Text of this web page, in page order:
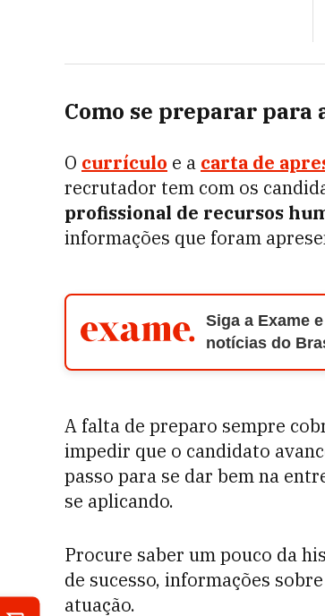
Como se preparar para
O currículo e a carta de
recrutador tem com os
profissional de recursos
informações que foram
Siga a Exame
notícias do
A falta de preparo sempre
impedir que o candidato
passo para se dar bem na
se aplicando.
Procure saber um pouco da
de sucesso, informações
atuação.